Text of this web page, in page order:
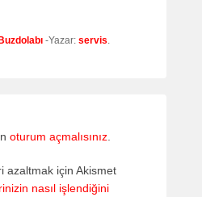
-Yazar: servis
oturum açmalısınız
azaltmak için Akismet
nasıl işlendiğini